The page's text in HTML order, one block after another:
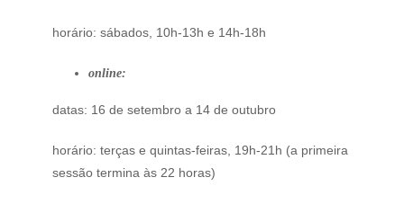
horário: sábados, 10h-13h e 14h-18h
online:
datas: 16 de setembro a 14 de outubro
horário: terças e quintas-feiras, 19h-21h (a primeira
sessão termina às 22 horas)